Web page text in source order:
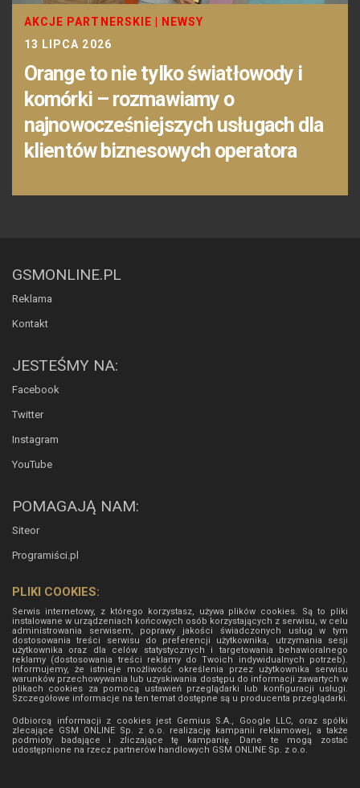
AKCJE PARTNERSKIE
NEWSY
13 LIPCA 2026
Orange to nie tylko światłowody i
komórki – rozmawiamy o
najnowocześniejszych usługach dla
klientów biznesowych operatora
GSMONLINE.PL
Reklama
Kontakt
JESTEŚMY NA:
Facebook
Twitter
Instagram
YouTube
POMAGAJĄ NAM:
Siteor
Programiści.pl
PLIKI COOKIES:
Serwis internetowy, z którego korzystasz, używa plików cookies. Są to pliki
instalowane w urządzeniach końcowych osób korzystających z serwisu, w celu
administrowania serwisem, poprawy jakości świadczonych usług w tym
dostosowania treści serwisu do preferencji użytkownika, utrzymania sesji
użytkownika oraz dla celów statystycznych i targetowania behawioralnego
reklamy (dostosowania treści reklamy do Twoich indywidualnych potrzeb).
Informujemy, że istnieje możliwość określenia przez użytkownika serwisu
warunków przechowywania lub uzyskiwania dostępu do informacji zawartych w
plikach cookies za pomocą ustawień przeglądarki lub konfiguracji usługi.
Szczegółowe informacje na ten temat dostępne są u producenta przeglądarki.
Odbiorcą informacji z cookies jest Gemius S.A., Google LLC, oraz spółki
zlecające GSM ONLINE Sp. z o.o. realizację kampanii reklamowej, a także
podmioty badające i zliczające tę kampanię. Dane te mogą zostać
udostępnione na rzecz partnerów handlowych GSM ONLINE Sp. z o.o.